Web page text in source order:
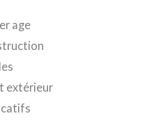
age
extérieur